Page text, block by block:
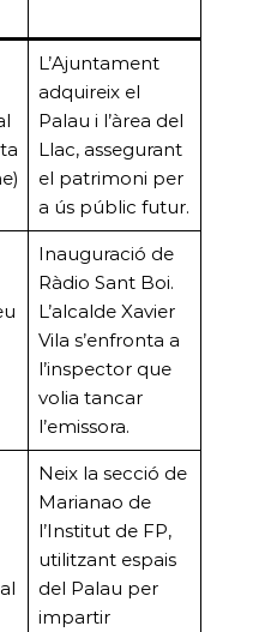
L’Ajuntament
adquireix el
Palau i l’àrea del
Llac, assegurant
el patrimoni per
a ús públic futur.
Inauguració de
Ràdio Sant Boi.
L’alcalde Xavier
Vila s’enfronta a
l’inspector que
volia tancar
l’emissora.
Neix la secció de
Marianao de
l’Institut de FP,
utilitzant espais
del Palau per
impartir